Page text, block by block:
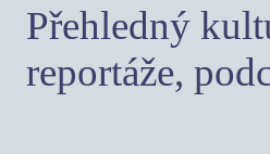
Přehledný
reportáže,